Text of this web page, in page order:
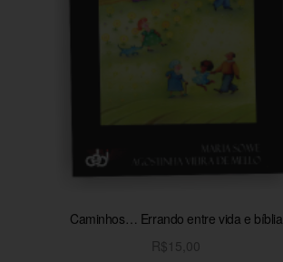
Caminhos… Errando entre vida e bíblia
R$ 15,00